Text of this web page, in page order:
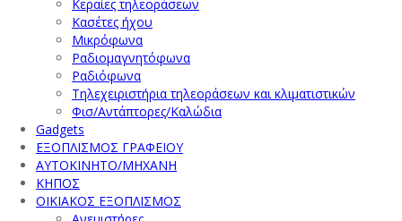
Κεραίες τηλεοράσεων
Κασέτες ήχου
Μικρόφωνα
Ραδιομαγνητόφωνα
Ραδιόφωνα
Τηλεχειριστήρια τηλεοράσεων και κλιματιστικών
Φισ/Αντάπτορες/Καλώδια
Gadgets
ΕΞΟΠΛΙΣΜΟΣ ΓΡΑΦΕΙΟΥ
ΑΥΤΟΚΙΝΗΤΟ/ΜΗΧΑΝΗ
ΚΗΠΟΣ
ΟΙΚΙΑΚΟΣ ΕΞΟΠΛΙΣΜΟΣ